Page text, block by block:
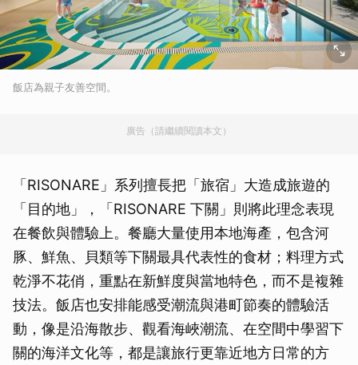
飯店為親子友善空間。
廣告（請繼續閱讀本文）
「RISONARE」系列擅長把「旅宿」大造成旅遊的
「目的地」，「RISONARE 下關」則將此理念表現
在餐飲與體驗上。餐廳大量使用本地海產，包含河
豚、鮮魚、貝類等下關最具代表性的食材；料理方式
乾淨不花俏，重點在新鮮度與當地特色，而不是複雜
技法。飯店也安排能感受潮流與港町節奏的體驗活
動，像是沿海散步、觀看海峽潮流、在空間中學習下
關的海洋文化等，都是讓旅行更靠近地方日常的方